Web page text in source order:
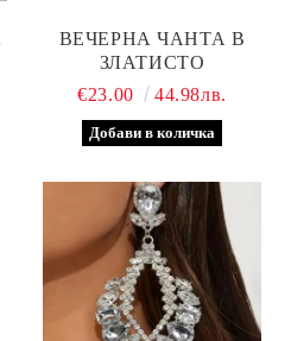
ВЕЧЕРНА ЧАНТА В
ЗЛАТИСТО
€23.00
44.98лв.